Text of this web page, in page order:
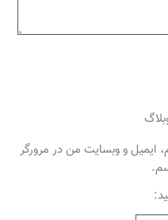
ایمیل و وبسایت من در مرورگر